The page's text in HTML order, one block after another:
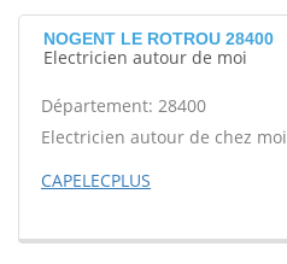
NOGENT LE ROTROU 28400
Electricien autour de moi
Département: 28400
Electricien autour de chez moi
CAPELECPLUS